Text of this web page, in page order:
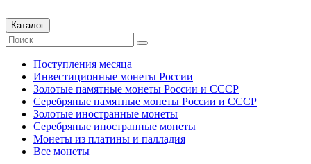
Каталог
Поступления месяца
Инвестиционные монеты России
Золотые памятные монеты России и СССР
Серебряные памятные монеты России и СССР
Золотые иностранные монеты
Серебряные иностранные монеты
Монеты из платины и палладия
Все монеты